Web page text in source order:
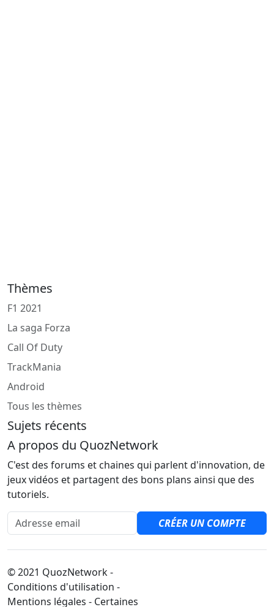
Thèmes
F1 2021
La saga Forza
Call Of Duty
TrackMania
Android
Tous les thèmes
Sujets récents
A propos du QuozNetwork
C'est des forums et chaines qui parlent d'innovation, de
jeux vidéos et partagent des bons plans ainsi que des
tutoriels.
Adresse email
CRÉER UN COMPTE
© 2021 QuozNetwork -
Conditions d'utilisation -
Mentions légales - Certaines